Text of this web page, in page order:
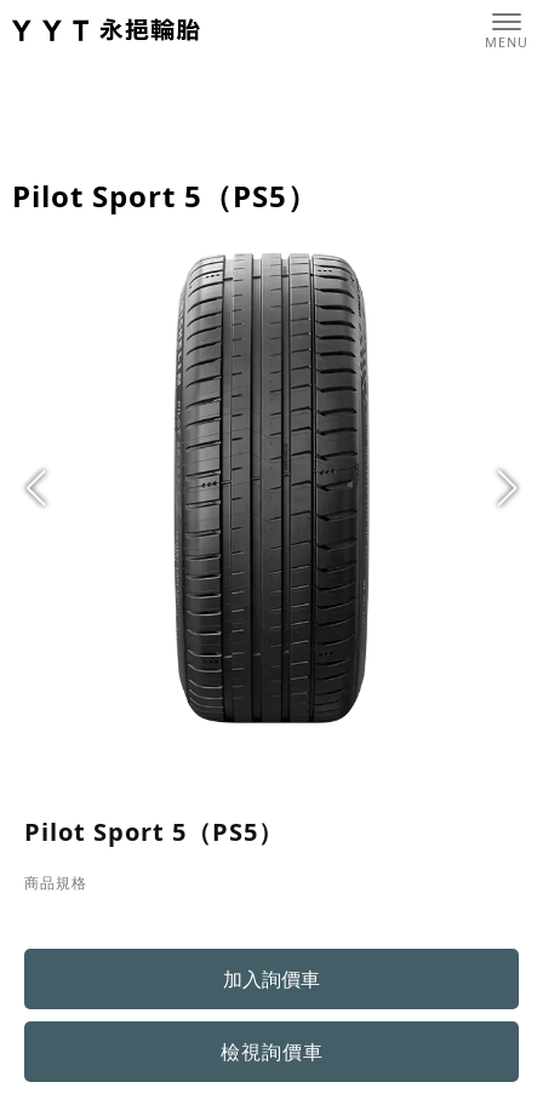
Pilot Sport 5（PS5）
Pilot Sport 5（PS5）
商品規格
檢視詢價車